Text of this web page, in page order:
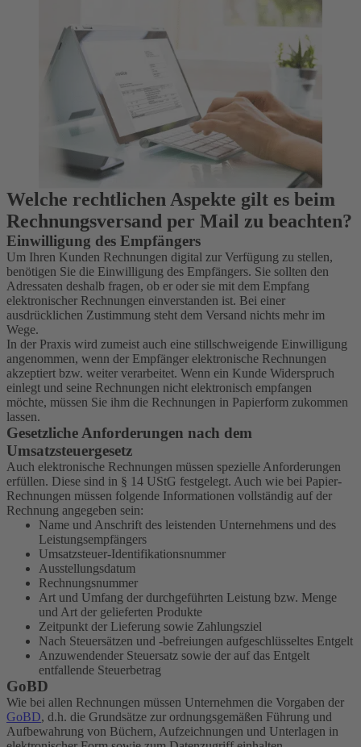
Welche rechtlichen Aspekte gilt es beim
Rechnungsversand per Mail zu beachten?
Einwilligung des Empfängers
Um Ihren Kunden Rechnungen digital zur Verfügung zu stellen,
benötigen Sie die Einwilligung des Empfängers. Sie sollten den
Adressaten deshalb fragen, ob er oder sie mit dem Empfang
elektronischer Rechnungen einverstanden ist. Bei einer
ausdrücklichen Zustimmung steht dem Versand nichts mehr im
Wege.
In der Praxis wird zumeist auch eine stillschweigende Einwilligung
angenommen, wenn der Empfänger elektronische Rechnungen
akzeptiert bzw. weiter verarbeitet. Wenn ein Kunde Widerspruch
einlegt und seine Rechnungen nicht elektronisch empfangen
möchte, müssen Sie ihm die Rechnungen in Papierform zukommen
lassen.
Gesetzliche Anforderungen nach dem
Umsatzsteuergesetz
Auch elektronische Rechnungen müssen spezielle Anforderungen
erfüllen. Diese sind in § 14 UStG festgelegt. Auch wie bei Papier-
Rechnungen müssen folgende Informationen vollständig auf der
Rechnung angegeben sein:
Name und Anschrift des leistenden Unternehmens und des
Leistungsempfängers
Umsatzsteuer-Identifikationsnummer
Ausstellungsdatum
Rechnungsnummer
Art und Umfang der durchgeführten Leistung bzw. Menge
und Art der gelieferten Produkte
Zeitpunkt der Lieferung sowie Zahlungsziel
Nach Steuersätzen und -befreiungen aufgeschlüsseltes Entgelt
Anzuwendender Steuersatz sowie der auf das Entgelt
entfallende Steuerbetrag
GoBD
Wie bei allen Rechnungen müssen Unternehmen die Vorgaben der
GoBD, d.h. die Grundsätze zur ordnungsgemäßen Führung und
Aufbewahrung von Büchern, Aufzeichnungen und Unterlagen in